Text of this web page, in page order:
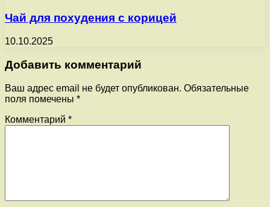
Чай для похудения с корицей
10.10.2025
Добавить комментарий
Ваш адрес email не будет опубликован. Обязательные
поля помечены *
Комментарий *